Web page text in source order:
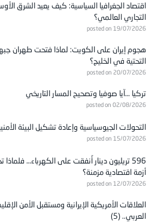
اقتصاد الجغرافيا السياسية: كيف يعيد الشرق
التجاري العالمي؟
posted on 19/07/2026
هجوم إيران على الكويت: لماذا فتحت طهران جبهة
التحتية في الخليج؟
posted on 20/07/2026
تركيا …آيا صوفيا وتصحيح المسار التاريخي
posted on 02/08/2026
التحولات الجيوسياسية وإعادة تشكيل البيئة
posted on 15/07/2026
596 تريليون دينار أُنفقت على الكهرباء…
أزمة اقتصادية مزمنة؟
posted on 12/07/2026
العلاقات الأمريكية الإيرانية ومستقبل الأمن
العربي.. (5)